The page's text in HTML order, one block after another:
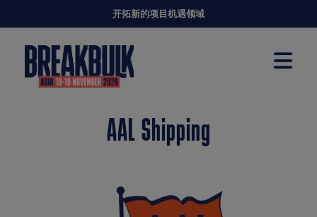
开拓新的项目机遇领域
AAL Shipping